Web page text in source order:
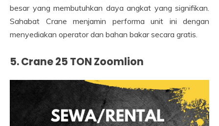
besar yang membutuhkan daya angkat yang signifikan.
Sahabat Crane menjamin performa unit ini dengan
menyediakan operator dan bahan bakar secara gratis.
5. Crane 25 TON Zoomlion